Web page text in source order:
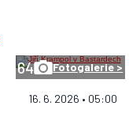
64 Fotogalerie >
16. 6. 2026 • 05:00